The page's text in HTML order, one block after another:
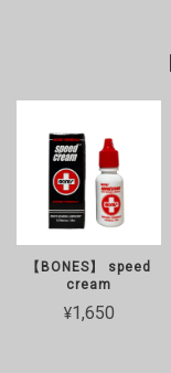
【BONES】 speed
cream
¥1,650